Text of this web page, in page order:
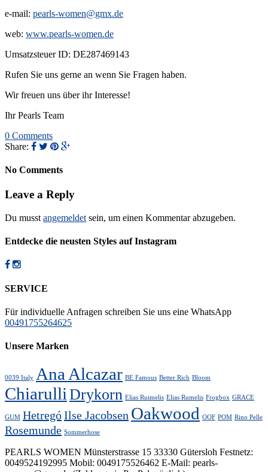
e-mail: pearls-women@gmx.de
web: www.pearls-women.de
Umsatzsteuer ID: DE287469143
Rufen Sie uns gerne an wenn Sie Fragen haben.
Wir freuen uns über ihr Interesse!
Ihr Pearls Team
0 Comments
Share:
No Comments
Leave a Reply
Du musst angemeldet sein, um einen Kommentar abzugeben.
Entdecke die neusten Styles auf Instagram
SERVICE
Für individuelle Anfragen schreiben Sie uns eine WhatsApp
00491755264625
Unsere Marken
0039 Italy Ana Alcazar BE Famous Better Rich Bloom
ChiarulliDrykorn Elias Ruimelis Elias Rumelis Frogbox GRACE
GUM HetregóIlse Jacobsen Oakwood OOF POM Rino Pelle
Rosemunde Sommerhose
PEARLS WOMEN Münsterstrasse 15 33330 Gütersloh Festnetz:
0049524192995 Mobil: 0049175526462 E-Mail: pearls-